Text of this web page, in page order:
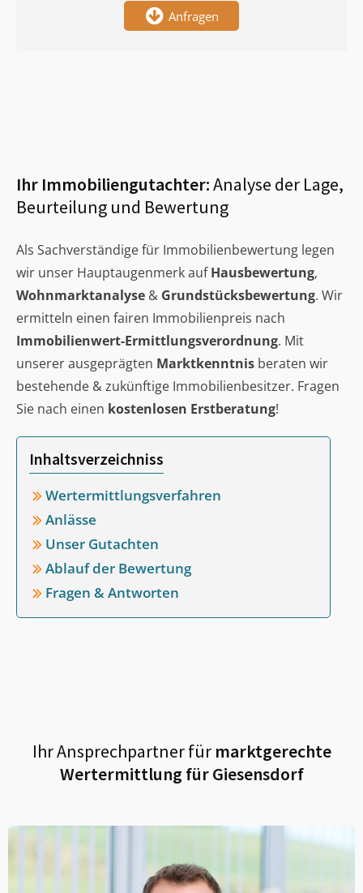
Anfragen
Ihr Immobiliengutachter:Analyse der Lage,
Beurteilung und Bewertung
Als Sachverständige für Immobilienbewertung legen
wir unser Hauptaugenmerk aufHausbewertung,
Wohnmarktanalyse & Grundstücksbewertung. Wir
ermitteln einen fairen Immobilienpreis nach
Immobilienwert-Ermittlungsverordnung. Mit
unserer ausgeprägten Marktkenntnis beraten wir
bestehende & zukünftige Immobilienbesitzer. Fragen
Sie nach einen kostenlosen Erstberatung!
Inhaltsverzeichniss
Wertermittlungsverfahren
Anlässe
Unser Gutachten
Ablauf der Bewertung
Fragen & Antworten
Ihr Ansprechpartner fürmarktgerechte
Wertermittlung fürGiesensdorf